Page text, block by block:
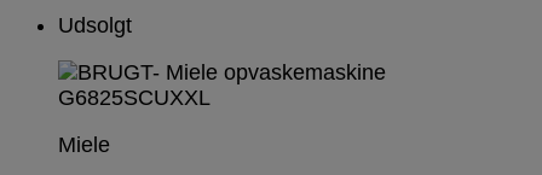
Udsolgt
Miele